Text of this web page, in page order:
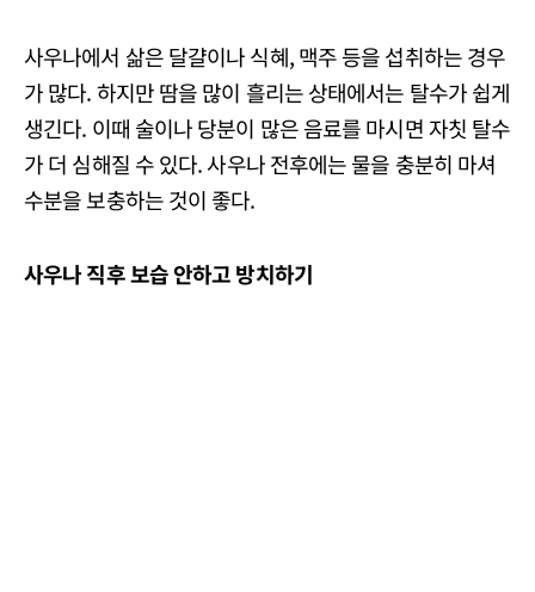
사우나에서 삶은 달걀이나 식혜, 맥주 등을 섭취하는 경우
가 많다. 하지만 땀을 많이 흘리는 상태에서는 탈수가 쉽게
생긴다. 이때 술이나 당분이 많은 음료를 마시면 자칫 탈수
가 더 심해질 수 있다. 사우나 전후에는 물을 충분히 마셔
수분을 보충하는 것이 좋다.
사우나 직후 보습 안하고 방치하기